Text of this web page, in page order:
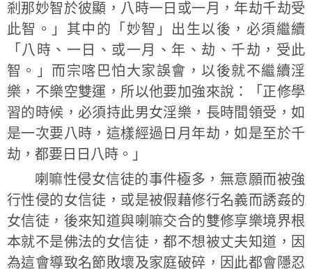
剎那妙智於彼顯，八時一日或一月，年劫千劫受
此智。」其中的「妙智」出生以後，必須繼續
「八時、一日、或一月、年、劫、千劫，受此
智。」而宗喀巴怕大家誤會，以後就不繼續淫
樂，不樂空雙運，所以他要加強來說：「正修學
習的時候，必須持此男女淫樂，長時間領受，如
是一次要八時，這樣經過日月年劫，如是至於千
劫，都要日日八時。」
喇嘛性侵女信徒的事件極多，無意願而被強
行性侵的女信徒，或是被假藉修行名義而誘姦的
女信徒，後來知道與喇嘛交合的雙修享樂境界根
本就不是佛法的女信徒，都不想被丈夫知道，因
為這會導致名節敗壞及家庭破碎，因此都會隱忍